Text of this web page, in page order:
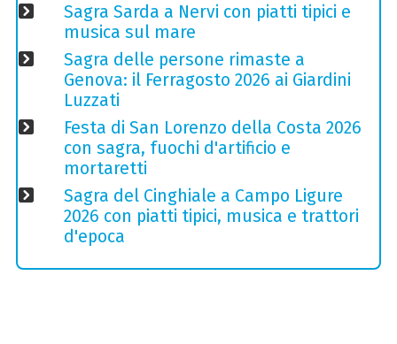
Sagra Sarda a Nervi con piatti tipici e
musica sul mare
Sagra delle persone rimaste a
Genova: il Ferragosto 2026 ai Giardini
Luzzati
Festa di San Lorenzo della Costa 2026
con sagra, fuochi d'artificio e
mortaretti
Sagra del Cinghiale a Campo Ligure
2026 con piatti tipici, musica e trattori
d'epoca